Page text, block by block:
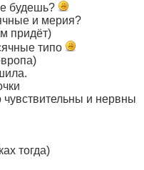
будешь?
и мерия?
придёт)
типо
и нервны
тогда)